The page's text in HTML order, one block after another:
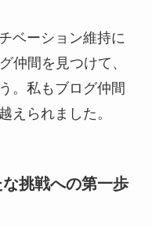
ベーション維持に
仲間を見つけて、
。私もブログ仲間
えられました。
挑戦への第一歩